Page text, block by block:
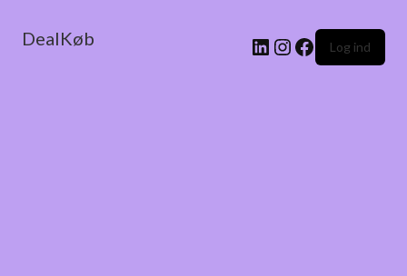
DealKøb Log ind